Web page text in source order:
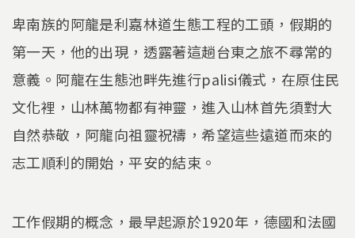
卑南族的阿龍是利嘉林道生態工程的工頭，假期的
第一天，他的出現，透露著這趟台東之旅不尋常的
意義。阿龍在生態池畔先進行palisi儀式，在原住民
文化裡，山林萬物都有神靈，進入山林首先須對大
自然恭敬，阿龍向祖靈祝禱，希望這些遠道而來的
志工順利的開始，平安的結束。
工作假期的概念，最早起源於1920年，德國和法國